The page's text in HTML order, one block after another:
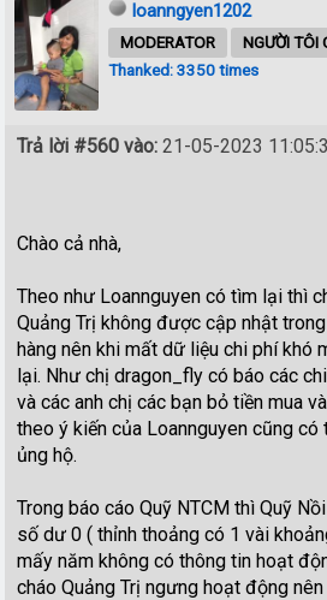
loanngyen1202
MODERATOR
NGƯỜI TÔI
Thanked: 3350 times
Trả lời #560 vào: 21-05-2023
Chào cả nhà,
Theo như Loannguyen có tìm lại thì
Quảng Trị không được cập nhật
hàng nên khi mất dữ liệu chi phí khó
lại. Như chị dragon_fly có báo các
và các anh chị các bạn bỏ tiền mua
theo ý kiến của Loannguyen cũng có
ủng hộ.
Trong báo cáo Quỹ NTCM thì Quỹ
số dư 0 ( thỉnh thoảng có 1 vài
mấy năm không có thông tin hoạt
cháo Quảng Trị ngưng hoạt động